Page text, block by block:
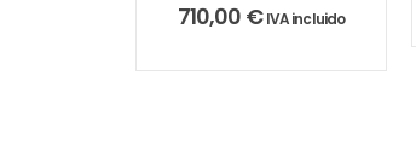
710,00 € IVA incluido